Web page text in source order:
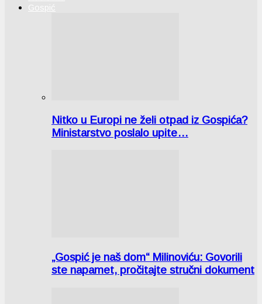
Gospić
Nitko u Europi ne želi otpad iz Gospića?
Ministarstvo poslalo upite…
„Gospić je naš dom“ Milinoviću: Govorili
ste napamet, pročitajte stručni dokument